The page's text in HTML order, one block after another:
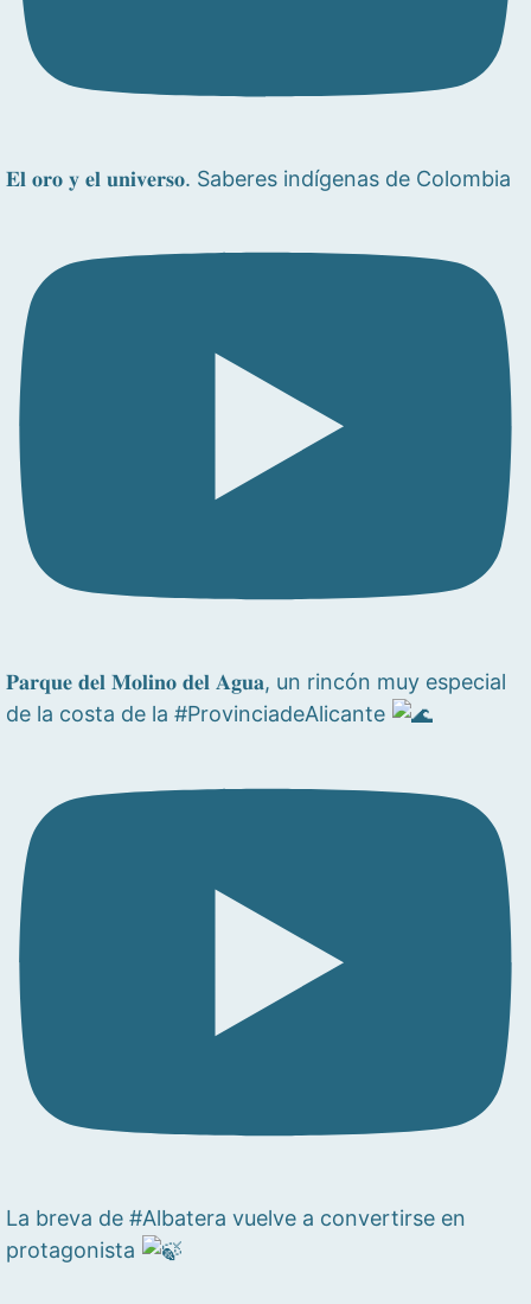
𝐄𝐥 𝐨𝐫𝐨 𝐲 𝐞𝐥 𝐮𝐧𝐢𝐯𝐞𝐫𝐬𝐨. Saberes indígenas de Colombia
𝐏𝐚𝐫𝐪𝐮𝐞 𝐝𝐞𝐥 𝐌𝐨𝐥𝐢𝐧𝐨 𝐝𝐞𝐥 𝐀𝐠𝐮𝐚, un rincón muy especial
de la costa de la #ProvinciadeAlicante
La breva de #Albatera vuelve a convertirse en
protagonista